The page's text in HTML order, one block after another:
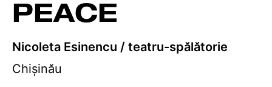
PEACE
Nicoleta Esinencu / teatru-spălătorie
Chișinău